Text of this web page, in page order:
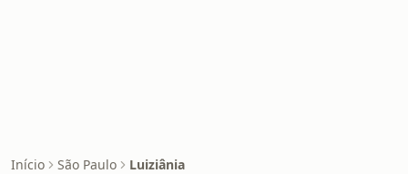
Início São Paulo Luiziânia